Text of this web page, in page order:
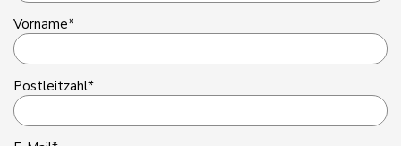
Vorname*
Postleitzahl*